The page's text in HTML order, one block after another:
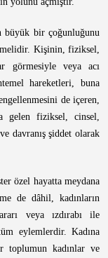
büyük bir çoğunluğunu
Kişinin, fiziksel,
görmesiyle veya acı
hareketleri, buna
de içeren,
gelen fiziksel, cinsel,
davranış şiddet olarak
özel hayatta meydana
de dâhil, kadınların
veya ızdırabı ile
eylemlerdir. Kadına
kadınlar ve